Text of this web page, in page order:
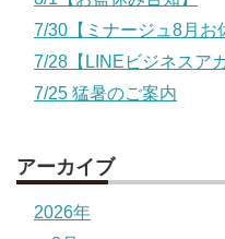
7/30【ミナージュ8月お
7/28【LINEビジネスア
7/25 猛暑のご案内
アーカイブ
2026年